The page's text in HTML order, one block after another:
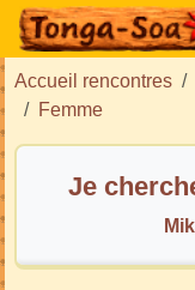
Accueil rencontres
Femme
Je